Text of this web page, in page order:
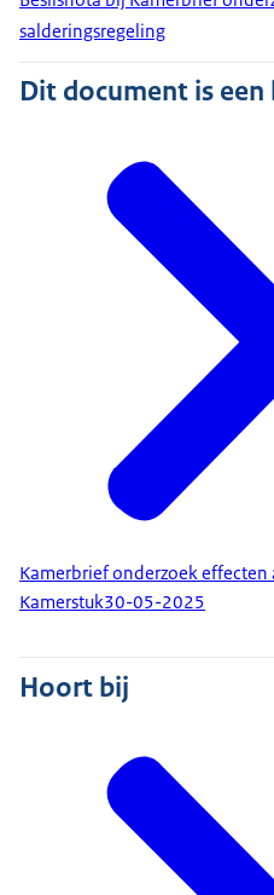
salderingsregeling
Dit document is een
Kamerbrief onderzoek
Kamerstuk30-05-2025
Hoort bij